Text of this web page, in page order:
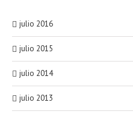
julio 2016
julio 2015
julio 2014
julio 2013